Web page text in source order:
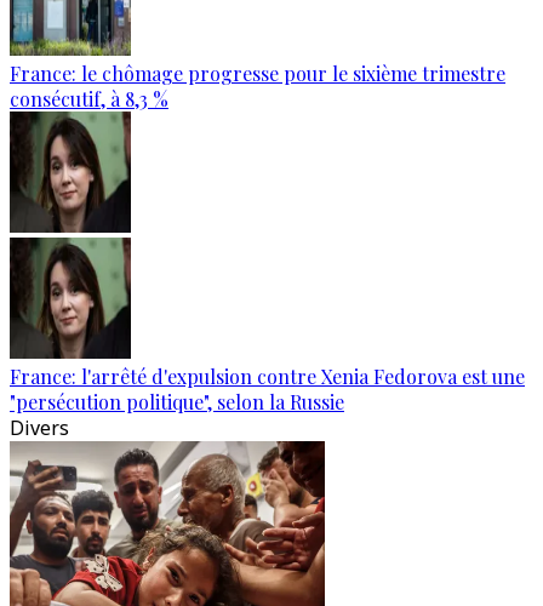
France: le chômage progresse pour le sixième trimestre
consécutif, à 8,3 %
France: l'arrêté d'expulsion contre Xenia Fedorova est une
"persécution politique", selon la Russie
Divers